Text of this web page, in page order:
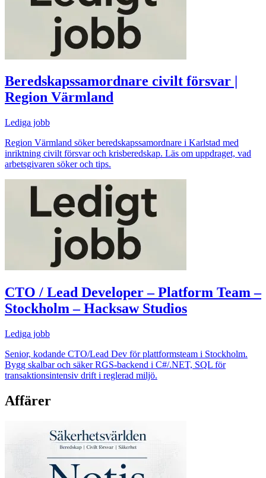
Beredskapssamordnare civilt försvar |
Region Värmland
Lediga jobb
Region Värmland söker beredskapssamordnare i Karlstad med
inriktning civilt försvar och krisberedskap. Läs om uppdraget, vad
arbetsgivaren söker och tips.
CTO / Lead Developer – Platform Team –
Stockholm – Hacksaw Studios
Lediga jobb
Senior, kodande CTO/Lead Dev för plattformsteam i Stockholm.
Bygg skalbar och säker RGS-backend i C#/.NET, SQL för
transaktionsintensiv drift i reglerad miljö.
Affärer